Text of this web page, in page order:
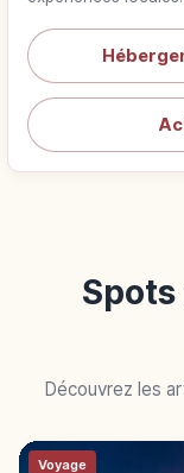
Découvrez les
Voyage